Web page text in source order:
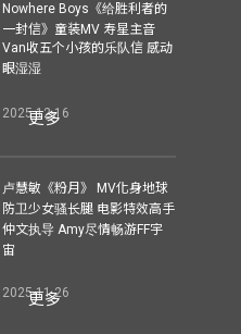
Nowhere Boys《给胜利者的
一封信》童装MV 寿星主音
Van收五个小孩的乐队信 感动
眼湿湿
2025-12-16
更多
卢慧敏《粉月》 MV化身地球
防卫少女骚长腿 电影特效高手
仲文执导 Amy尽情畅游FF宇
宙
2025-11-26
更多